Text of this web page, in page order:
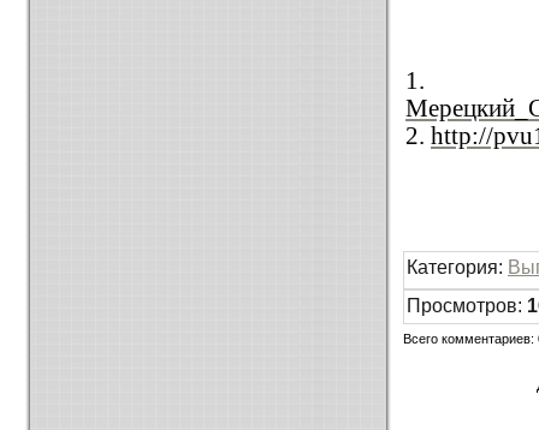
2. http://
Категория:
Просмотров:
Всего комментариев: